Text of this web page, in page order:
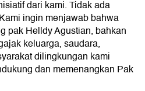
dari kami. Tidak ada
ingin menjawab bahwa
pak Helldy Agustian, bahkan
keluarga, saudara,
dilingkungan kami
dan memenangkan Pak